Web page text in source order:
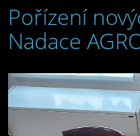
2023
Pořízení
Nadace